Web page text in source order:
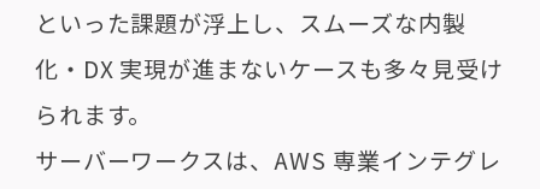
といった課題が浮上し、スムーズな内製
化・DX 実現が進まないケースも多々見受け
られます。
サーバーワークスは、AWS 専業インテグレ